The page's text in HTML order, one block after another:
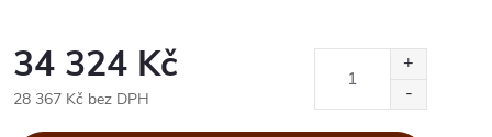
34 324 Kč
28 367 Kč bez DPH